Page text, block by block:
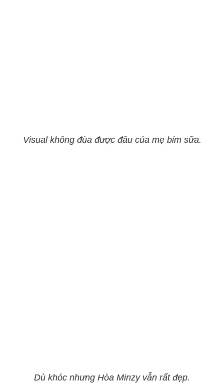
Visual không đùa được đâu của mẹ bỉm sữa.
Dù khóc nhưng Hòa Minzy vẫn rất đẹp.